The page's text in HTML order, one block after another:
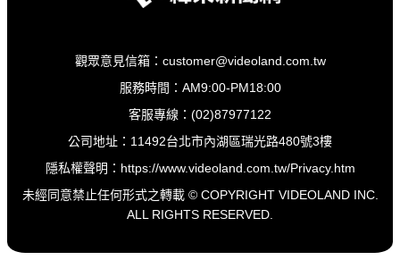
觀眾意見信箱：customer@videoland.com.tw
服務時間：AM9:00-PM18:00
客服專線：(02)87977122
公司地址：11492台北市內湖區瑞光路480號3樓
隱私權聲明： https://www.videoland.com.tw/Privacy.htm
未經同意禁止任何形式之轉載 © COPYRIGHT VIDEOLAND INC.
ALL RIGHTS RESERVED.